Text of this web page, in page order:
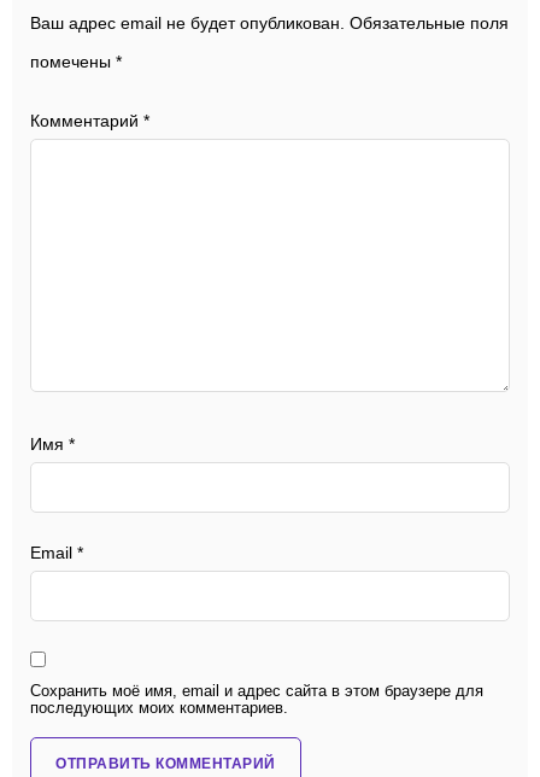
Ваш адрес email не будет опубликован. Обязательные поля
помечены *
Комментарий *
Имя *
Email *
Сохранить моё имя, email и адрес сайта в этом браузере для
последующих моих комментариев.